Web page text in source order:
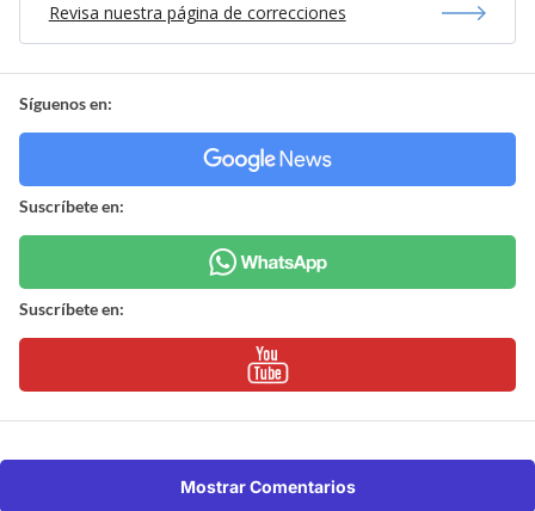
Revisa nuestra página de correcciones
Síguenos en:
Suscríbete en:
Suscríbete en:
Mostrar Comentarios